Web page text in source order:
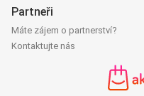
Partneři
Máte zájem o partnerství?
Kontaktujte nás